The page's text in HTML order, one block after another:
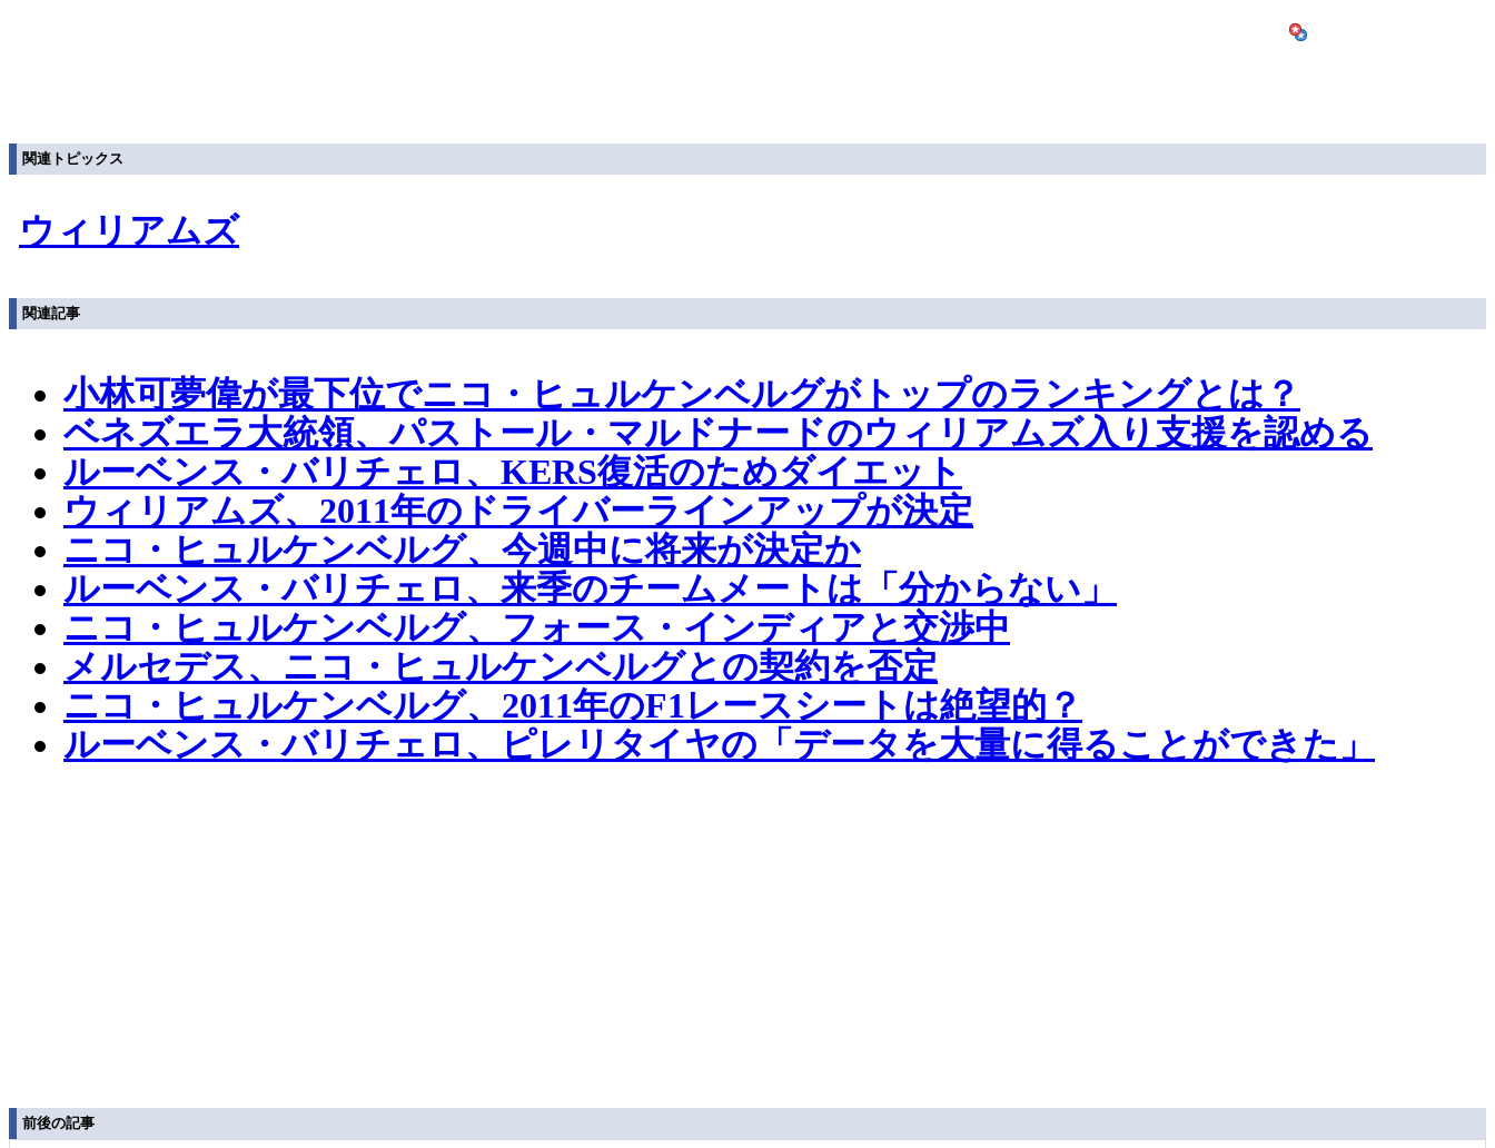
関連トピックス
ウィリアムズ
関連記事
小林可夢偉が最下位でニコ・ヒュルケンベルグがトップのランキングとは？
ベネズエラ大統領、パストール・マルドナードのウィリアムズ入り支援を認める
ルーベンス・バリチェロ、KERS復活のためダイエット
ウィリアムズ、2011年のドライバーラインアップが決定
ニコ・ヒュルケンベルグ、今週中に将来が決定か
ルーベンス・バリチェロ、来季のチームメートは「分からない」
ニコ・ヒュルケンベルグ、フォース・インディアと交渉中
メルセデス、ニコ・ヒュルケンベルグとの契約を否定
ニコ・ヒュルケンベルグ、2011年のF1レースシートは絶望的？
ルーベンス・バリチェロ、ピレリタイヤの「データを大量に得ることができた」
前後の記事